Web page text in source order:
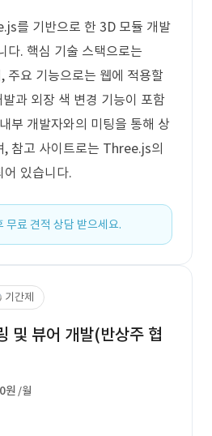
를 기반으로 한 3D 모듈 개발
다. 핵심 기술 스택으로는
주요 기능으로는 웹에 적용할
과 외장 색 변경 기능이 포함
부 개발자와의 미팅을 통해 상
, 참고 사이트로는 Three.js의
어 있습니다.
무료 견적 상담 받으세요.
기간제
및 뷰어 개발(반상주 협
원 /월